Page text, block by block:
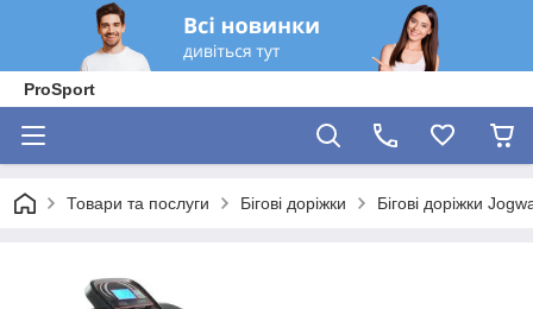
ProSport
Товари та послуги Бігові доріжки Бігові доріжки